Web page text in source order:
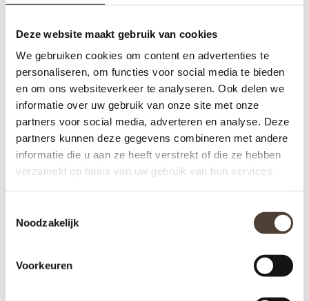
Deze website maakt gebruik van cookies
We gebruiken cookies om content en advertenties te
personaliseren, om functies voor social media te bieden
en om ons websiteverkeer te analyseren. Ook delen we
informatie over uw gebruik van onze site met onze
partners voor social media, adverteren en analyse. Deze
partners kunnen deze gegevens combineren met andere
informatie die u aan ze heeft verstrekt of die ze hebben
verzameld op basis van uw gebruik van hun services.
Noodzakelijk
Voorkeuren